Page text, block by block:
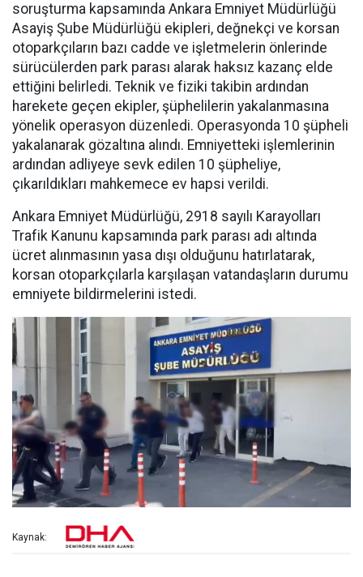
soruşturma kapsamında Ankara Emniyet Müdürlüğü
Asayiş Şube Müdürlüğü ekipleri, değnekçi ve korsan
otoparkçıların bazı cadde ve işletmelerin önlerinde
sürücülerden park parası alarak haksız kazanç elde
ettiğini belirledi. Teknik ve fiziki takibin ardından
harekete geçen ekipler, şüphelilerin yakalanmasına
yönelik operasyon düzenledi. Operasyonda 10 şüpheli
yakalanarak gözaltına alındı. Emniyetteki işlemlerinin
ardından adliyeye sevk edilen 10 şüpheliye,
çıkarıldıkları mahkemece ev hapsi verildi.
Ankara Emniyet Müdürlüğü, 2918 sayılı Karayolları
Trafik Kanunu kapsamında park parası adı altında
ücret alınmasının yasa dışı olduğunu hatırlatarak,
korsan otoparkçılarla karşılaşan vatandaşların durumu
emniyete bildirmelerini istedi.
Kaynak: